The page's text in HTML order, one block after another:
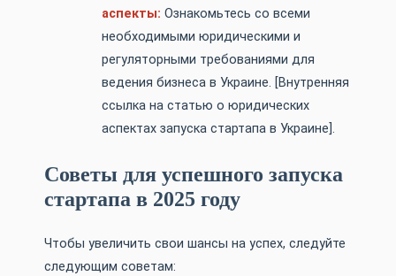
аспекты: Ознакомьтесь со всеми
необходимыми юридическими и
регуляторными требованиями для
ведения бизнеса в Украине. [Внутренняя
ссылка на статью о юридических
аспектах запуска стартапа в Украине].
Советы для успешного запуска
стартапа в 2025 году
Чтобы увеличить свои шансы на успех, следуйте
следующим советам: